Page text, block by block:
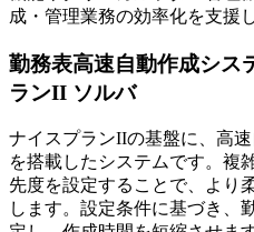
成・管理業務の効率化を支援
勤務表高速自動作成シス
ランII ソルバ
ナイスプランIIの基盤に、高
を搭載したシステムです。複
先度を設定することで、より
します。設定条件に基づき、